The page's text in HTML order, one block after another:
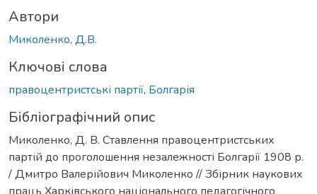
Автори
Миколенко, Д.В.
Ключові слова
правоцентристські партії, Болгарія
Бібліографічний опис
Миколенко, Д. В. Ставлення правоцентристських
партій до проголошення незалежності Болгарії 1908 р.
/ Дмитро Валерійович Миколенко // Збірник наукових